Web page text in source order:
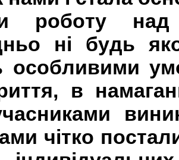
роботу
ні будь
особливими
в
чітко